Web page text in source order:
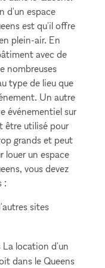
d'un espace
est qu'il offre
plein-air. En
avec de
nombreuses
type de lieu que
Un autre
événementiel sur
être utilisé pour
grands et peut
louer un espace
vous devez
:
sites
location d'un
dans le Queens